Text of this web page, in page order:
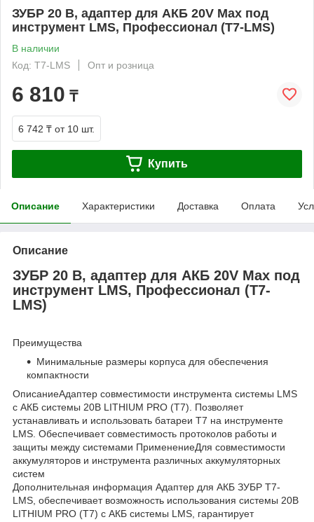
ЗУБР 20 В, адаптер для АКБ 20V Max под
инструмент LMS, Профессионал (T7-LMS)
В наличии
Код: T7-LMS
Опт и розница
6 810 ₸
6 742 ₸ от 10 шт.
Купить
Описание Характеристики Доставка Оплата
Описание
ЗУБР 20 В, адаптер для АКБ 20V Max под
инструмент LMS, Профессионал (T7-
LMS)
Преимущества
Минимальные размеры корпуса для обеспечения
компактности
ОписаниеАдаптер совместимости инструмента системы LMS
c АКБ системы 20В LITHIUM PRO (Т7). Позволяет
устанавливать и использовать батареи T7 на инструменте
LMS. Обеспечивает совместимость протоколов работы и
защиты между системами ПрименениеДля совместимости
аккумуляторов и инструмента различных аккумуляторных
систем
Дополнительная информация Адаптер для АКБ ЗУБР T7-
LMS, обеспечивает возможность использования системы 20В
LITHIUM PRO (Т7) c АКБ системы LMS, гарантирует